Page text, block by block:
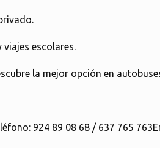
escolares.
la mejor opción en
924 89 08 68 / 637 765